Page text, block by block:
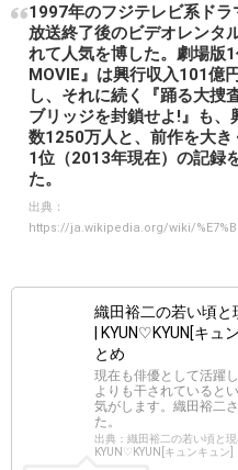
1997年のフジテレビ系ド
放送終了後のビデオレンタ
れて人気を博した。劇場版
MOVIE』は興行収入101億
し、それに続く『踊る大捜
ブリッジを封鎖せよ!』も
数1250万人と、前作を大
1位（2013年現在）の記録
た。
出典：
https://ja.wikipedia.org/wiki/
織田裕二の若い頃と
| KYUN♡KYUN[キ
とめ
現在も俳優として活躍
よりも干されていると
気がします。織田裕二
た。
出典：織田裕二の若い頃と
KYUN♡KYUN[キュンキュン